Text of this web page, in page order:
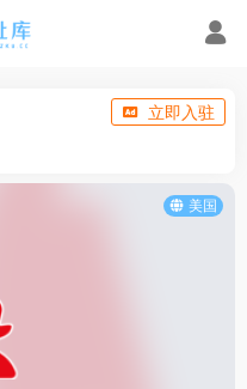
立即入驻
美国